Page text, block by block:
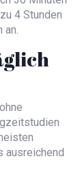
4 Stunden
an.
ausreichend